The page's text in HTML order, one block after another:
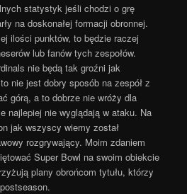
statystyk jeśli chodzi o grę
na doskonałej formacji obronnej.
ilości punktów, to będzie raczej
lub fanów tych zespołów.
nie będą tak groźni jak
nie jest dobry sposób na zespół z
górą, a to dobrze nie wróży dla
najlepiej nie wyglądają w ataku. Na
jak wszyscy wiemy został
rozgrywający. Moim zdaniem
Super Bowl na swoim obiekcie
plany obrońcom tytułu, którzy